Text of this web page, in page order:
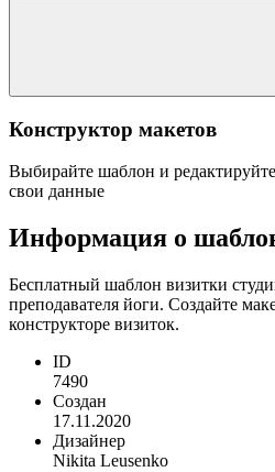
Конструктор макетов
Выбирайте шаблон и
свои данные
Информация о
Бесплатный шаблон визитки
преподавателя йоги. Создайте
конструкторе визиток.
ID
7490
Создан
17.11.2020
Дизайнер
Nikita Leusenko